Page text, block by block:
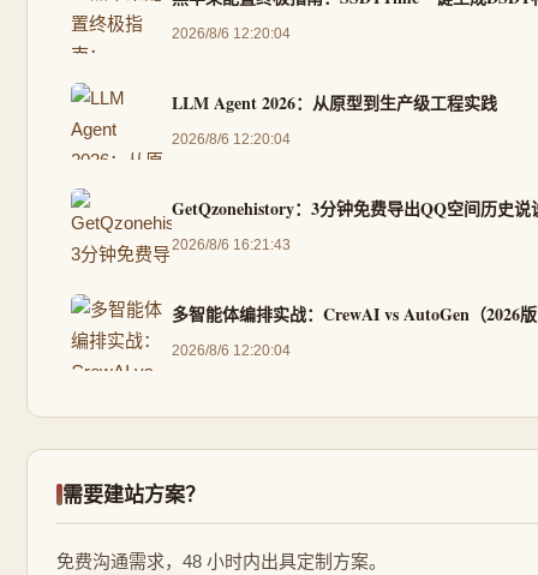
2026/8/6 12:20:04
LLM Agent 2026：从原型到生产级工程实践
2026/8/6 12:20:04
GetQzonehistory：3分钟免费导出QQ空间历史
2026/8/6 16:21:43
多智能体编排实战：CrewAI vs AutoGen（2026
2026/8/6 12:20:04
需要建站方案？
免费沟通需求，48 小时内出具定制方案。